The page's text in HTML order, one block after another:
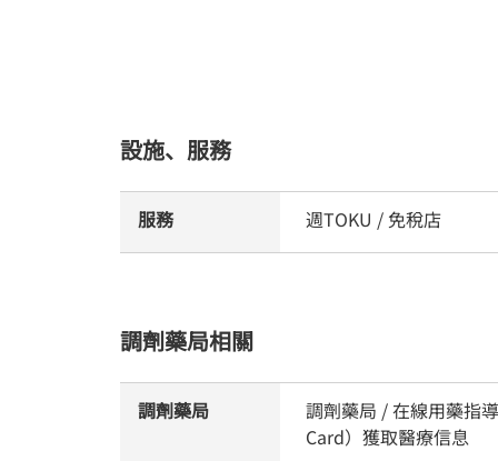
設施、服務
服務 週TOKU / 免稅店
調劑藥局相關
調劑藥局
調劑藥局 / 在線用藥指
Card）獲取醫療信息